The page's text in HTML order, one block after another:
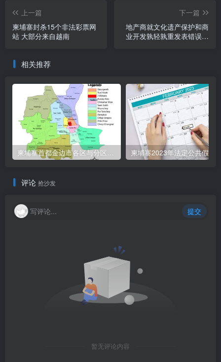
上一篇
柬埔寨封杀15个非法彩票网
站 大部分来自越南
下一篇
地产商就文化遗产保护和商
业开发孰轻孰重发表错误言
相关推荐
柬埔寨2023年法定公共假期
评论 抢沙发
写评论... 提交
暂无评论内容